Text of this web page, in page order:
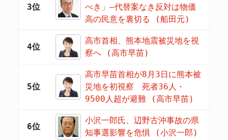
3位
べき」―代替案なき反対は物価
高の民意を裏切る (船田元)
4位
高市首相、熊本地震被災地を視
察へ (高市早苗)
5位
高市早苗首相が8月3日に熊本被
災地を初視察 死者36人・
9500人超が避難 (高市早苗)
6位
小沢一郎氏、辺野古沖事故の県
知事選影響を危惧 (小沢一郎)